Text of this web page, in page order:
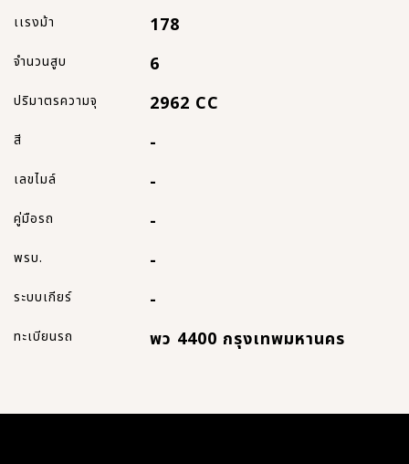
เเรงม้า 178
จำนวนสูบ 6
ปริมาตรความจุ 2962 CC
สี -
เลขไมล์ -
คู่มือรถ -
พรบ. -
ระบบเกียร์ -
ทะเบียนรถ พว 4400 กรุงเทพมหานคร